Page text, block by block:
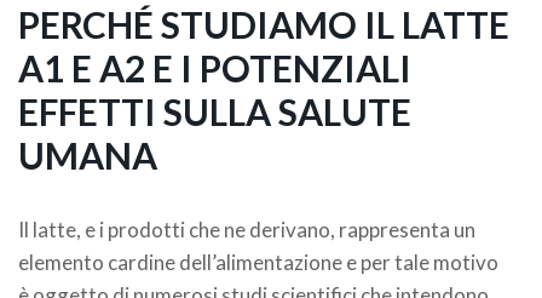
PERCHÉ STUDIAMO IL LATTE
A1 E A2 E I POTENZIALI
EFFETTI SULLA SALUTE
UMANA
Il latte, e i prodotti che ne derivano, rappresenta un
elemento cardine dell’alimentazione e per tale motivo